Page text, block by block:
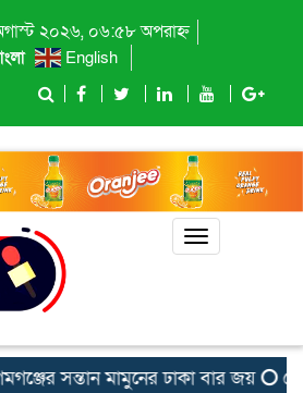
২০২৬, ০৬:৫৮ অপরাহ্ন
English
Toggle
সন্তান মামুনের ঢাকা বার জয়